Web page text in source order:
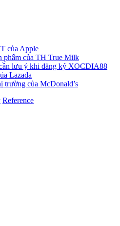
của Apple
phẩm của TH True Milk
lưu ý khi đăng ký XOCDIA88
Lazada
trường của McDonald’s
Reference